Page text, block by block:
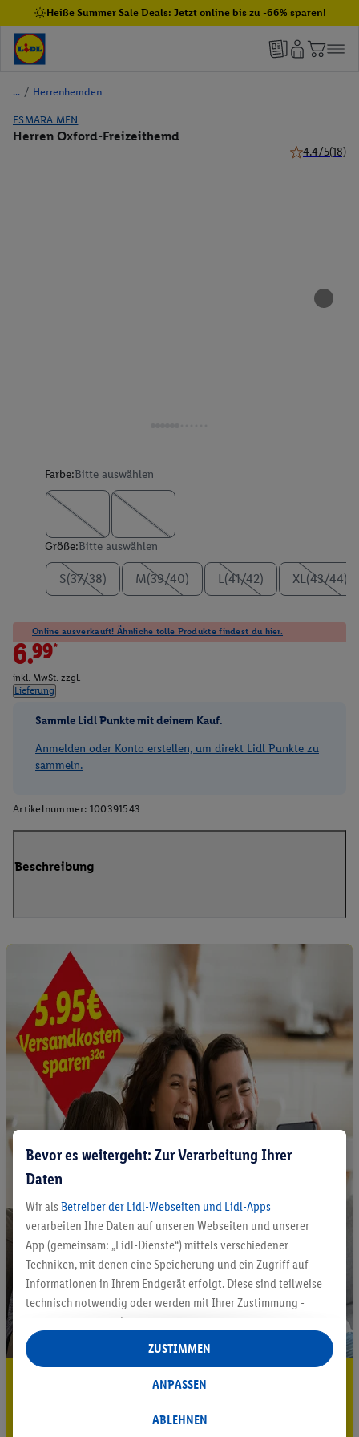
Heiße Summer Sale Deals: Jetzt online bis zu -66% sparen!
/ Herrenhemden
ESMARA MEN
Herren Oxford-Freizeithemd
4.4/5(18)
Farbe:Bitte auswählen
Größe:Bitte auswählen
S(37/38) M(39/40) L(41/42) XL(43/44)
Online ausverkauft! Ähnliche tolle Produkte findest du hier.
6.99*
inkl. MwSt. zzgl.
Lieferung
Sammle Lidl Punkte mit deinem Kauf.
Anmelden oder Konto erstellen, um direkt Lidl Punkte zu
sammeln.
Artikelnummer: 100391543
Beschreibung
5.95 € Versand sparen³²ᵃ
Bevor es weitergeht: Zur Verarbeitung Ihrer
Daten
Wir als Betreiber der Lidl-Webseiten und Lidl-Apps
verarbeiten Ihre Daten auf unseren Webseiten und unserer
App (gemeinsam: „Lidl-Dienste“) mittels verschiedener
Techniken, mit denen eine Speicherung und ein Zugriff auf
Informationen in Ihrem Endgerät erfolgt. Diese sind teilweise
technisch notwendig oder werden mit Ihrer Zustimmung -
auch durch Partner (u.a.
Verantwortliche; im Zusammenhang mit dem IAB TCF
insgesamt
Statistik-Erstellung oder für personalisierte Werbung
Datenverarbeitungen für personalisierte Werbung werden
ABLEHNEN
ANPASSEN
ZUSTIMMEN